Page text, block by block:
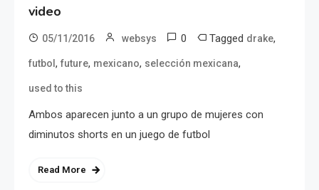
video
05/11/2016 websys 0 Tagged drake,
futbol , future, mexicano, selección mexicana,
used to this
Ambos aparecen junto a un grupo de mujeres con
diminutos shorts en un juego de futbol
Read More